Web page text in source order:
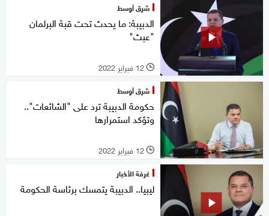
شرق أوسط
الدبيبة: ما يحدث تحت قبة البرلمان
"عبث"
l 12 فبراير 2022
شرق أوسط
حكومة الدبيبة ترد على "الشائعات"..
وتؤكد استمرارها
l 12 فبراير 2022
غرفة الأخبار
ليبيا.. الدبيبة يتمسك برئاسة الحكومة